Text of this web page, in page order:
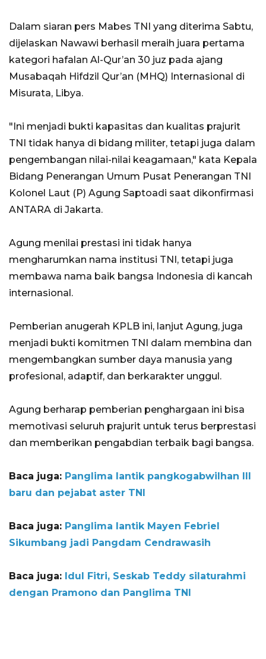
Dalam siaran pers Mabes TNI yang diterima Sabtu,
dijelaskan Nawawi berhasil meraih juara pertama
kategori hafalan Al-Qur’an 30 juz pada ajang
Musabaqah Hifdzil Qur’an (MHQ) Internasional di
Misurata, Libya.
"Ini menjadi bukti kapasitas dan kualitas prajurit
TNI tidak hanya di bidang militer, tetapi juga dalam
pengembangan nilai-nilai keagamaan," kata Kepala
Bidang Penerangan Umum Pusat Penerangan TNI
Kolonel Laut (P) Agung Saptoadi saat dikonfirmasi
ANTARA di Jakarta.
Agung menilai prestasi ini tidak hanya
mengharumkan nama institusi TNI, tetapi juga
membawa nama baik bangsa Indonesia di kancah
internasional.
Pemberian anugerah KPLB ini, lanjut Agung, juga
menjadi bukti komitmen TNI dalam membina dan
mengembangkan sumber daya manusia yang
profesional, adaptif, dan berkarakter unggul.
Agung berharap pemberian penghargaan ini bisa
memotivasi seluruh prajurit untuk terus berprestasi
dan memberikan pengabdian terbaik bagi bangsa.
Baca juga: Panglima lantik pangkogabwilhan III
baru dan pejabat aster TNI
Baca juga: Panglima lantik Mayen Febriel
Sikumbang jadi Pangdam Cendrawasih
Baca juga: Idul Fitri, Seskab Teddy silaturahmi
dengan Pramono dan Panglima TNI